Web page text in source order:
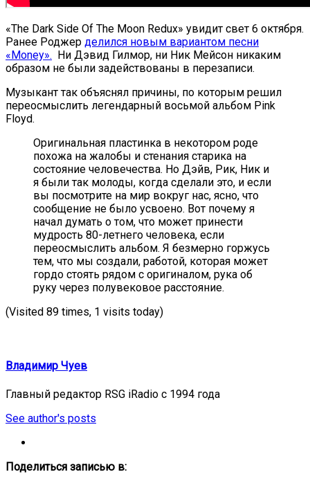
«The Dark Side Of The Moon Redux» увидит свет 6 октября.
Ранее Роджер делился новым вариантом песни
«Money». Ни Дэвид Гилмор, ни Ник Мейсон никаким
образом не были задействованы в перезаписи.
Музыкант так объяснял причины, по которым решил
переосмыслить легендарный восьмой альбом Pink
Floyd.
Оригинальная пластинка в некотором роде
похожа на жалобы и стенания старика на
состояние человечества. Но Дэйв, Рик, Ник и
я были так молоды, когда сделали это, и если
вы посмотрите на мир вокруг нас, ясно, что
сообщение не было усвоено. Вот почему я
начал думать о том, что может принести
мудрость 80-летнего человека, если
переосмыслить альбом. Я безмерно горжусь
тем, что мы создали, работой, которая может
гордо стоять рядом с оригиналом, рука об
руку через полувековое расстояние.
(Visited 89 times, 1 visits today)
Владимир Чуев
Главный редактор RSG iRadio с 1994 года
See author's posts
Поделиться записью в: